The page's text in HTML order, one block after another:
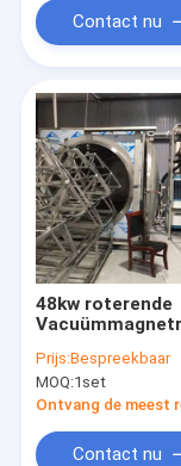
MachineContact nu
48kw roterende
Prijs:Bespreekbaar
MOQ:1set
Ontvang de meest
Contact nu